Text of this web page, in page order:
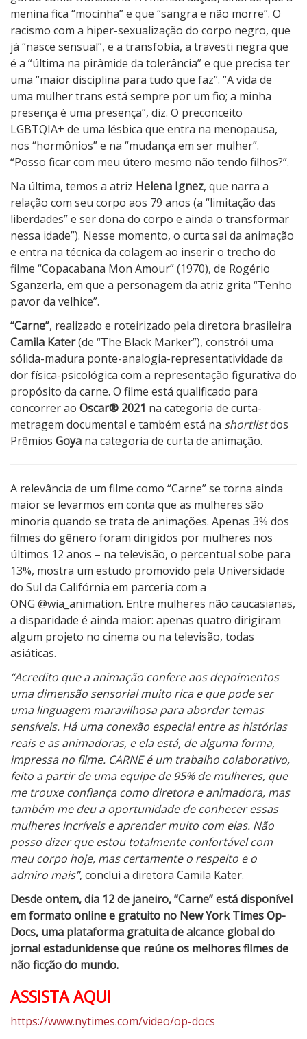
menina fica “mocinha” e que “sangra e não morre”. O
racismo com a hiper-sexualização do corpo negro, que
já “nasce sensual”, e a transfobia, a travesti negra que
é a “última na pirâmide da tolerância” e que precisa ter
uma “maior disciplina para tudo que faz”. “A vida de
uma mulher trans está sempre por um fio; a minha
presença é uma presença”, diz. O preconceito
LGBTQIA+ de uma lésbica que entra na menopausa,
nos “hormônios” e na “mudança em ser mulher”.
“Posso ficar com meu útero mesmo não tendo filhos?”.
Na última, temos a atriz Helena Ignez, que narra a
relação com seu corpo aos 79 anos (a “limitação das
liberdades” e ser dona do corpo e ainda o transformar
nessa idade”). Nesse momento, o curta sai da animação
e entra na técnica da colagem ao inserir o trecho do
filme “Copacabana Mon Amour” (1970), de Rogério
Sganzerla, em que a personagem da atriz grita “Tenho
pavor da velhice”.
“Carne”, realizado e roteirizado pela diretora brasileira
Camila Kater(de “The Black Marker”), constrói uma
sólida-madura ponte-analogia-representatividade da
dor física-psicológica com a representação figurativa do
propósito da carne. O filme está qualificado para
concorrer ao Oscar® 2021 na categoria de curta-
metragem documental e também está na shortlistdos
Prêmios Goya na categoria de curta de animação.
A relevância de um filme como “Carne” se torna ainda
maior se levarmos em conta que as mulheres são
minoria quando se trata de animações. Apenas 3% dos
filmes do gênero foram dirigidos por mulheres nos
últimos 12 anos – na televisão, o percentual sobe para
13%, mostra um estudo promovido pela Universidade
do Sul da Califórnia em parceria com a
ONG @wia_animation. Entre mulheres não caucasianas,
a disparidade é ainda maior: apenas quatro dirigiram
algum projeto no cinema ou na televisão, todas
asiáticas.
“Acredito que a animação confere aos depoimentos
uma dimensão sensorial muito rica e que pode ser
uma linguagem maravilhosa para abordar temas
sensíveis. Há uma conexão especial entre as histórias
reais e as animadoras, e ela está, de alguma forma,
impressa no filme. CARNE é um trabalho colaborativo,
feito a partir de uma equipe de 95% de mulheres, que
me trouxe confiança como diretora e animadora, mas
também me deu a oportunidade de conhecer essas
mulheres incríveis e aprender muito com elas. Não
posso dizer que estou totalmente confortável com
meu corpo hoje, mas certamente o respeito e o
admiro mais”, conclui a diretora Camila Kater.
Desde ontem, dia 12 de janeiro, “Carne” está disponível
em formato online e gratuito no New York Times Op-
Docs, uma plataforma gratuita de alcance global do
jornal estadunidense que reúne os melhores filmes de
não ficção do mundo.
ASSISTA AQUI
https://www.nytimes.com/video/op-docs